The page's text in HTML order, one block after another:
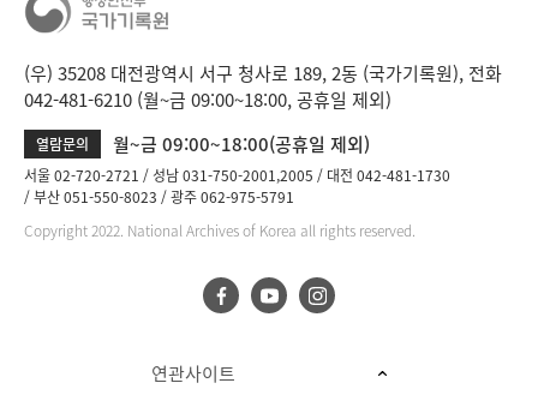
(우) 35208 대전광역시 서구 청사로 189, 2동 (국가기록원), 전화
042-481-6210 (월~금 09:00~18:00, 공휴일 제외)
열람문의 월~금 09:00~18:00(공휴일 제외)
서울 02-720-2721 성남 031-750-2001,2005
대전 042-481-1730
부산 051-550-8023
광주 062-975-5791
Copyright 2022. National Archives of Korea all rights reserved.
연관사이트